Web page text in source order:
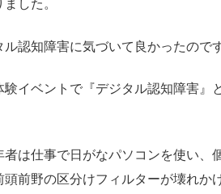
した。
認知障害に気づいて良かったのです
験イベントで『デジタル認知障害』
者は仕事で日がなパソコンを使い、
頭前野の区分けフィルターが壊れ